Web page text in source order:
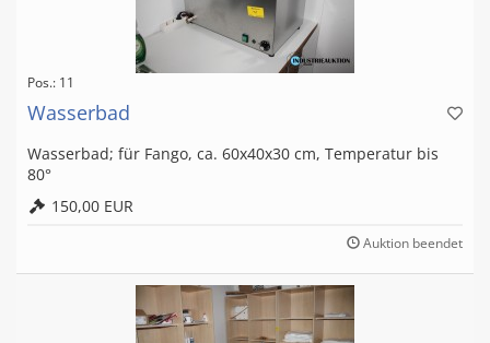
Pos.: 11
Wasserbad
Wasserbad; für Fango, ca. 60x40x30 cm, Temperatur bis
80°
150,00 EUR
Auktion beendet